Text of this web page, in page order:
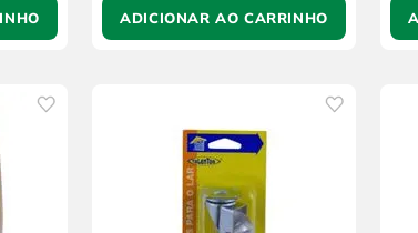
ADICIONAR AO CARRINHO